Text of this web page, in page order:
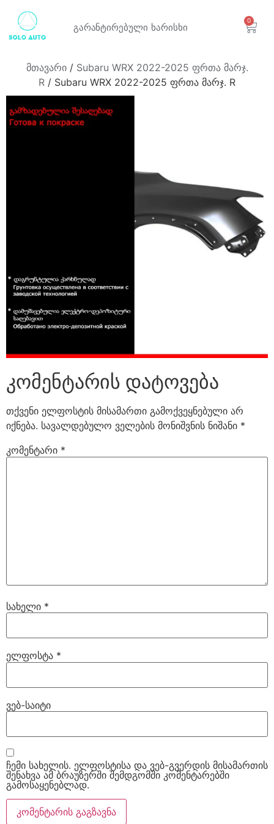
გარანტირებული ხარისხი
0
მთავარი/ Subaru WRX 2022-2025 ფრთა მარჯ.
R / Subaru WRX 2022-2025 ფრთა მარჯ. R
კომენტარის დატოვება
თქვენი ელფოსტის მისამართი გამოქვეყნებული არ
იქნება. სავალდებულო ველების მონიშვნის ნიშანი *
კომენტარი *
სახელი *
ელფოსტა *
ვებ-საიტი
ჩემი სახელის. ელფოსტისა და ვებ-გვერდის მისამართის
შენახვა ამ ბრაუზერში შემდგომში კომენტარებში
გამოსაყენებლად.